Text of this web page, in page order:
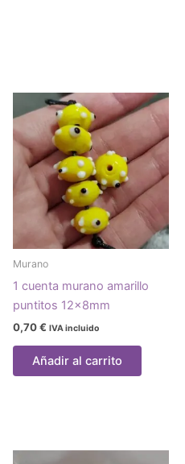
Murano
1 cuenta murano amarillo
puntitos 12x8mm
0,70€ IVA incluido
Añadir al carrito